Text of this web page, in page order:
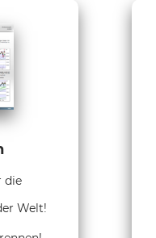
die
Welt!